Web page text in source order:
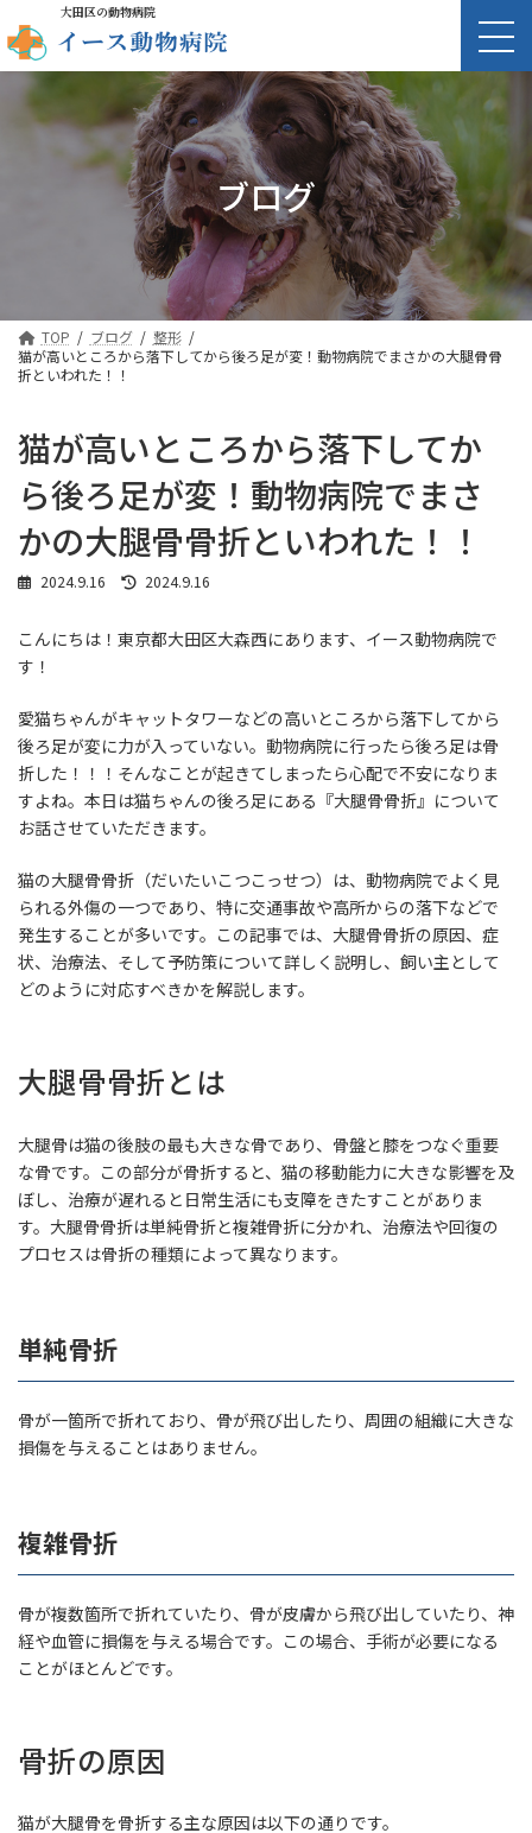
大田区の動物病院
ブログ
TOP ブログ
整形
猫が高いところから落下してから後ろ足が変！動物病院でまさかの大腿骨骨
折といわれた！！
猫が高いところから落下してか
ら後ろ足が変！動物病院でまさ
かの大腿骨骨折といわれた！！
2024.9.16
最
新
2024.9.16
こんにちは！東京都大田区大森西にあります、イース動物病院で
す！
愛猫ちゃんがキャットタワーなどの高いところから落下してから
後ろ足が変に力が入っていない。動物病院に行ったら後ろ足は骨
折した！！！そんなことが起きてしまったら心配で不安になりま
すよね。本日は猫ちゃんの後ろ足にある『大腿骨骨折』について
お話させていただきます。
猫の大腿骨骨折（だいたいこつこっせつ）は、動物病院でよく見
られる外傷の一つであり、特に交通事故や高所からの落下などで
発生することが多いです。この記事では、大腿骨骨折の原因、症
状、治療法、そして予防策について詳しく説明し、飼い主として
どのように対応すべきかを解説します。
大腿骨骨折とは
大腿骨は猫の後肢の最も大きな骨であり、骨盤と膝をつなぐ重要
な骨です。この部分が骨折すると、猫の移動能力に大きな影響を及
ぼし、治療が遅れると日常生活にも支障をきたすことがありま
す。大腿骨骨折は単純骨折と複雑骨折に分かれ、治療法や回復の
プロセスは骨折の種類によって異なります。
単純骨折
骨が一箇所で折れており、骨が飛び出したり、周囲の組織に大きな
損傷を与えることはありません。
複雑骨折
骨が複数箇所で折れていたり、骨が皮膚から飛び出していたり、神
経や血管に損傷を与える場合です。この場合、手術が必要になる
ことがほとんどです。
骨折の原因
猫が大腿骨を骨折する主な原因は以下の通りです。